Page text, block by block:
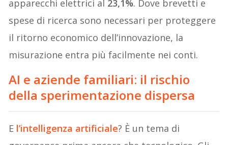
apparecchi elettrici al 23,1%. Dove brevetti e
spese di ricerca sono necessari per proteggere
il ritorno economico dell’innovazione, la
misurazione entra più facilmente nei conti.
AI e aziende familiari: il rischio
della sperimentazione dispersa
E l’intelligenza artificiale? È un tema di